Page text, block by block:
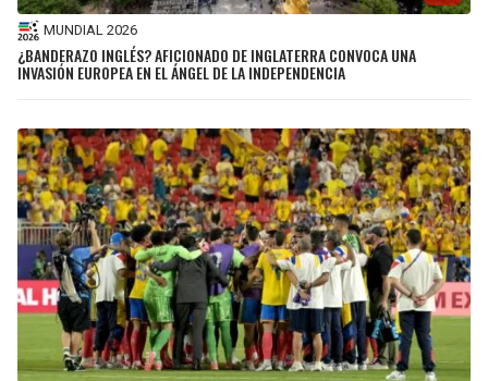
MUNDIAL 2026
¿BANDERAZO INGLÉS? AFICIONADO DE INGLATERRA CONVOCA UNA
INVASIÓN EUROPEA EN EL ÁNGEL DE LA INDEPENDENCIA